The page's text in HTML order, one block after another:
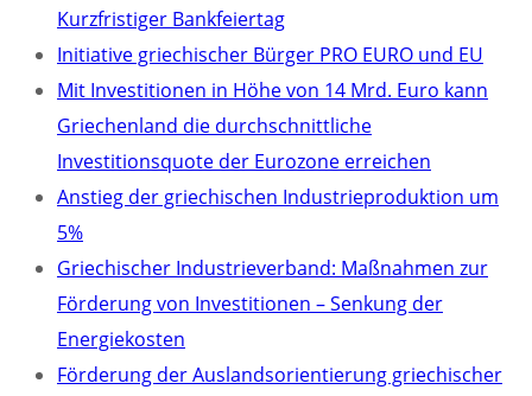
Kurzfristiger Bankfeiertag
Initiative griechischer Bürger PRO EURO und EU
Mit Investitionen in Höhe von 14 Mrd. Euro kann
Griechenland die durchschnittliche
Investitionsquote der Eurozone erreichen
Anstieg der griechischen Industrieproduktion um
5%
Griechischer Industrieverband: Maßnahmen zur
Förderung von Investitionen – Senkung der
Energiekosten
Förderung der Auslandsorientierung griechischer